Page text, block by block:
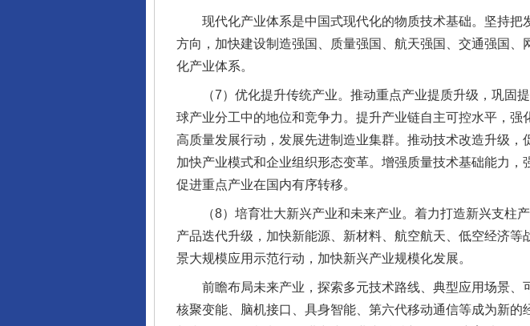
现代化产业体系是中国式现代化的物质技术基础。坚持把
方向，加快建设制造强国、质量强国、航天强国、交通强国
化产业体系。
（7）优化提升传统产业。推动重点产业提质升级，巩固提
球产业分工中的地位和竞争力。提升产业链自主可控水平，
高质量发展行动，发展先进制造业集群。推动技术改造升级
加快产业模式和企业组织形态变革。增强质量技术基础能力
促进重点产业在国内有序转移。
（8）培育壮大新兴产业和未来产业。着力打造新兴支柱产
产品迭代升级，加快新能源、新材料、航空航天、低空经济
景大规模应用示范行动，加快新兴产业规模化发展。
前瞻布局未来产业，探索多元技术路线、典型应用场景、
核聚变能、脑机接口、具身智能、第六代移动通信等成为新